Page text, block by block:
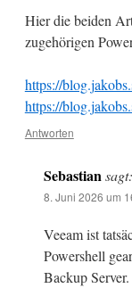
Hier die beiden
zugehörigen
https://
https://
Antworten
Sebastian sagt:
8. Juni 2026 um
Veeam ist
Powershell
Backup